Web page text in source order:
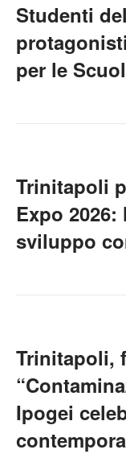
Studenti
per le
Trinitapoli
Expo
sviluppo
Trinitapoli,
Ipogei